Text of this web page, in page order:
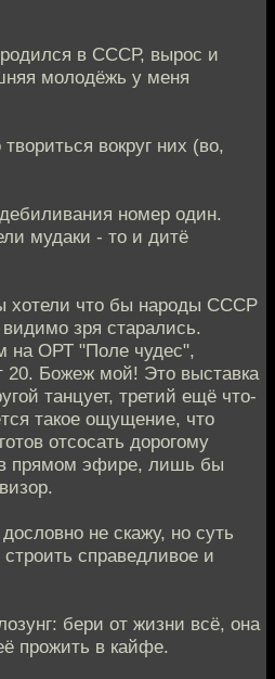
в СССР, вырос и
молодёжь у меня
вокруг них (во,
номер один.
мудаки - то и дитё
хотели что бы народы СССР
зря старались.
на ОРТ "Поле чудес",
20. Божеж мой! Это выставка
танцует, третий ещё что-
такое ощущение, что
отсосать дорогому
прямом эфире, лишь бы
не скажу, но суть
справедливое и
бери от жизни всё, она
прожить в кайфе.